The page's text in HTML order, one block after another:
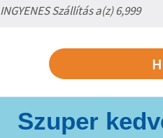
INGYENES Szállítás a(z) 6,999